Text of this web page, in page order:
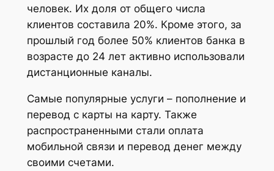
человек. Их доля от общего числа
клиентов составила 20%. Кроме этого, за
прошлый год более 50% клиентов банка в
возрасте до 24 лет активно использовали
дистанционные каналы.
Самые популярные услуги – пополнение и
перевод с карты на карту. Также
распространенными стали оплата
мобильной связи и перевод денег между
своими счетами.